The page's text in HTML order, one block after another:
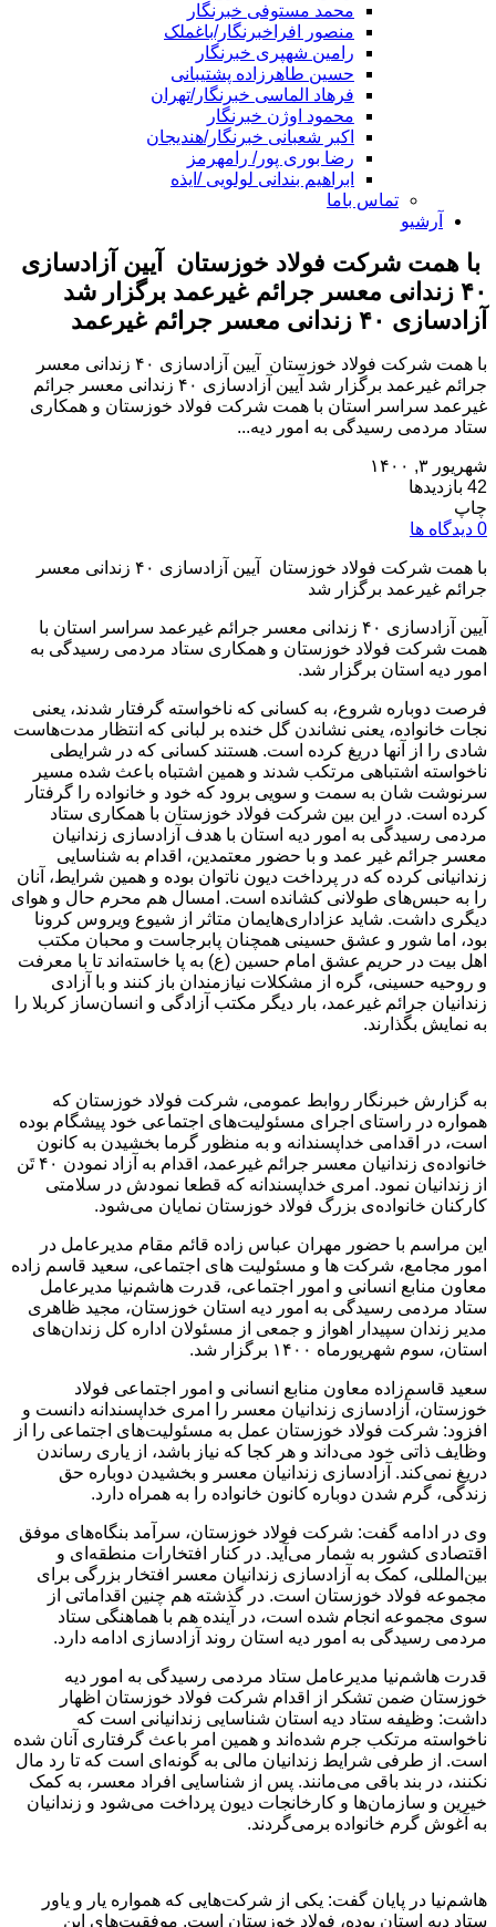
محمد مستوفی خبرنگار
منصور افراخبرنگار/باغملک
رامین شهپری خبرنگار
حسین طاهرزاده پشتیبانی
فرهاد الماسی خبرنگار/تهران
محمود اوژن خبرنگار
اکبر شعبانی خبرنگار/هندیجان
رضا بوری پور/ رامهرمز
ابراهیم بندانی لولویی /ایذه
تماس باما
آرشیو
با همت شرکت فولاد خوزستان آیین آزادسازی
۴۰ زندانی معسر جرائم غیرعمد برگزار شد
آزادسازی ۴۰ زندانی معسر جرائم غیرعمد
با همت شرکت فولاد خوزستان آیین آزادسازی ۴۰ زندانی معسر
جرائم غیرعمد برگزار شد آیین آزادسازی ۴۰ زندانی معسر جرائم
غیرعمد سراسر استان با همت شرکت فولاد خوزستان و همکاری
ستاد مردمی رسیدگی به امور دیه...
شهریور ۳, ۱۴۰۰
42 بازدیدها
چاپ
0 دیدگاه ها
با همت شرکت فولاد خوزستان آیین آزادسازی ۴۰ زندانی معسر
جرائم غیرعمد برگزار شد
آیین آزادسازی ۴۰ زندانی معسر جرائم غیرعمد سراسر استان با
همت شرکت فولاد خوزستان و همکاری ستاد مردمی رسیدگی به
امور دیه استان برگزار شد.
فرصت دوباره شروع، به کسانی که ناخواسته گرفتار شدند، یعنی
نجات خانواده، یعنی نشاندن‌ گل خنده بر لبانی که انتظار مدت‌هاست
شادی را از آنها دریغ کرده است. هستند کسانی که در شرایطی
ناخواسته اشتباهی مرتکب شدند و همین اشتباه باعث شده مسیر
سرنوشت شان به سمت و سویی برود که خود و خانواده را گرفتار
کرده است. در این بین شرکت فولاد خوزستان با همکاری ستاد
مردمی رسیدگی به امور دیه استان با هدف آزادسازی زندانیان
معسر جرائم غیر عمد و با حضور معتمدین، اقدام به شناسایی
زندانیانی کرده که در پرداخت دیون ناتوان بوده و همین شرایط، آنان
را به حبس‌های طولانی کشانده است. امسال هم محرم حال و هوای
دیگری داشت. شاید عزاداری‌هایمان متاثر از شیوع ویروس کرونا
بود، اما شور و عشق حسینی همچنان پابرجاست و محبان مکتب
اهل بیت در حریم عشق امام حسین (ع) به پا خاسته‌اند تا با معرفت
و روحیه حسینی، گره از مشکلات نیازمندان باز کنند و با آزادی
زندانیان جرائم غیرعمد، بار دیگر مکتب آزادگی و انسان‌ساز کربلا را
به نمایش بگذارند.
به گزارش خبرنگار روابط عمومی، شرکت فولاد خوزستان که
همواره در راستای اجرای مسئولیت‌های اجتماعی خود پیشگام بوده
است،‌ در اقدامی خداپسندانه و به منظور گرما بخشیدن به کانون
خانواده‌ی زندانیان معسر جرائم غیرعمد، اقدام به آزاد نمودن ۴۰ تَن
از زندانیان نمود. امری خداپسندانه که قطعا نمودش در سلامتی
کارکنان خانواده‌ی بزرگ فولاد خوزستان نمایان می‌شود.
این مراسم با حضور مهران عباس زاده قائم مقام مدیرعامل در
امور مجامع،‌ شرکت ها و مسئولیت های اجتماعی، سعید قاسم‌ زاده
معاون منابع انسانی و امور اجتماعی، قدرت هاشم‌نیا مدیرعامل
ستاد مردمی رسیدگی به امور دیه استان خوزستان، مجید ظاهری
مدیر زندان سپیدار اهواز و جمعی از مسئولان اداره کل زندان‌های
استان،‌ سوم شهریورماه ۱۴۰۰ برگزار شد.
سعید قاسم‌زاده معاون منابع انسانی و امور اجتماعی فولاد
خوزستان، آزادسازی زندانیان معسر را امری خداپسندانه دانست و
افزود: شرکت فولاد خوزستان عمل به مسئولیت‌های اجتماعی را از
وظایف ذاتی خود می‌داند و هر کجا که نیاز باشد، از یاری رساندن
دریغ نمی‌کند. آزادسازی زندانیان معسر و بخشیدن دوباره حق
زندگی، گرم شدن دوباره کانون خانواده را به همراه دارد.
وی در ادامه گفت: شرکت فولاد خوزستان، سرآمد بنگاه‌های موفق
اقتصادی کشور به شمار می‌آید. در کنار افتخارات منطقه‌ای و
بین‌المللی، کمک به آزادسازی زندانیان معسر افتخار بزرگی برای
مجموعه فولاد خوزستان است. در گذشته هم چنین اقداماتی از
سوی مجموعه انجام شده است، در آینده هم با هماهنگی ستاد
مردمی رسیدگی به امور دیه استان روند آزادسازی ادامه دارد.
قدرت هاشم‌نیا مدیرعامل ستاد مردمی رسیدگی به امور دیه
خوزستان ضمن تشکر از اقدام شرکت فولاد خوزستان اظهار
داشت: وظیفه ستاد دیه استان شناسایی زندانیانی است که
ناخواسته مرتکب جرم شده‌اند و همین امر باعث گرفتاری آنان شده
است. از طرفی شرایط زندانیان مالی به گونه‌ای است که تا رد مال
نکنند، در بند باقی می‌مانند. پس از شناسایی افراد معسر، به کمک
خیرین و سازمان‌ها و کارخانجات دیون پرداخت می‌شود و زندانیان
به آغوش گرم خانواده برمی‌گردند.
هاشم‌نیا در پایان گفت: یکی از شرکت‌هایی که همواره یار و یاور
ستاد دیه استان بوده، فولاد خوزستان است. موفقیت‌های این